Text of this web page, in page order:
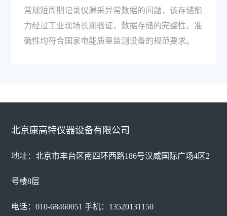
常规短周期记录仪漏采异常数据的问题，该存储能
力经过工业现场长期验证，数据存储的完整性、准
确性均符合国家电能质量监测设备的规范要求。
北京康高特仪器设备有限公司
地址：北京市丰台区南四环西路186号汉威国际广场4区2
号楼8层
电话：010-68460051 手机：13520131150